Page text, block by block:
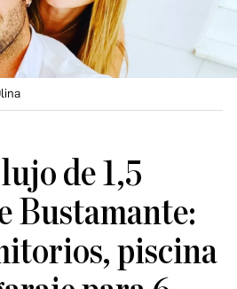
de 1,5
Bustamante:
piscina